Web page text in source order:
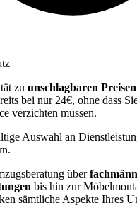
zu unschlagbaren Preisen
bei nur 24€, ohne dass
verzichten müssen.
Auswahl an
über
bis hin zur
sämtliche Aspekte Ihres